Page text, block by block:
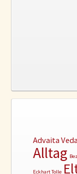
Advaita
Alltag
Eckhart Tolle